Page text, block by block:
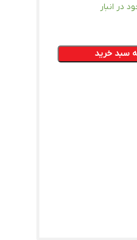
در انبار
سبد خرید